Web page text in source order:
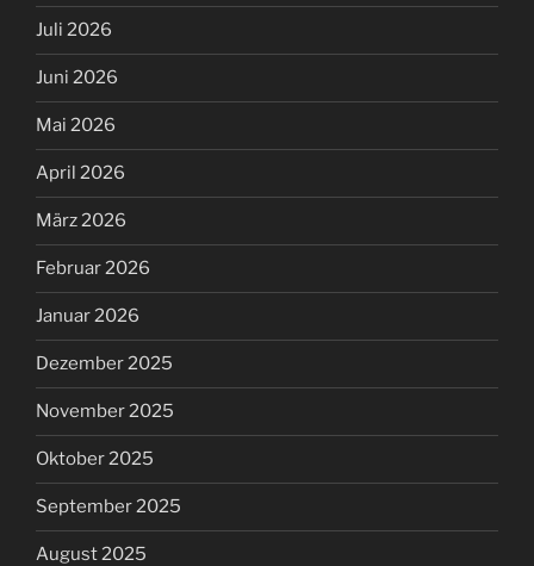
Juli 2026
Juni 2026
Mai 2026
April 2026
März 2026
Februar 2026
Januar 2026
Dezember 2025
November 2025
Oktober 2025
September 2025
August 2025